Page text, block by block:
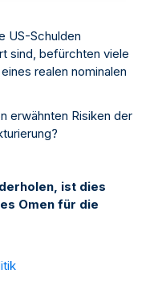
US-Schulden
sind, befürchten viele
realen nominalen
erwähnten Risiken der
ist dies
Omen für die